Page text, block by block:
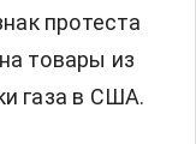
протеста
товары из
газа в США.